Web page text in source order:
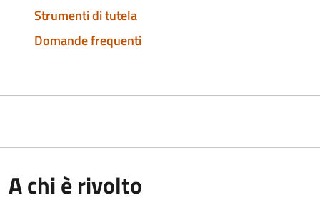
Strumenti di tutela
Domande frequenti
A chi è rivolto